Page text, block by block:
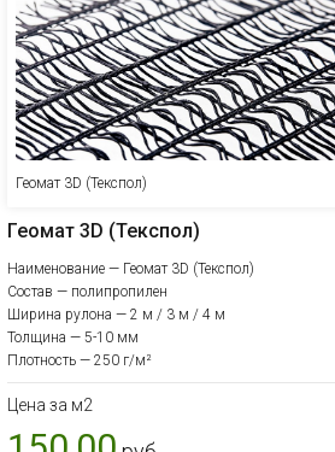
Геомат 3D (Текспол)
Геомат 3D (Текспол)
Наименование — Геомат 3D (Текспол)
Состав — полипропилен
Ширина рулона — 2 м / 3 м / 4 м
Толщина — 5-10 мм
Плотность — 250 г/м²
Цена за м2